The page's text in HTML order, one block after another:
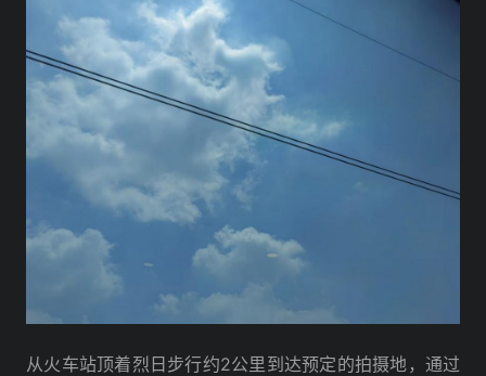
从火车站顶着烈日步行约2公里到达预定的拍摄地，通过